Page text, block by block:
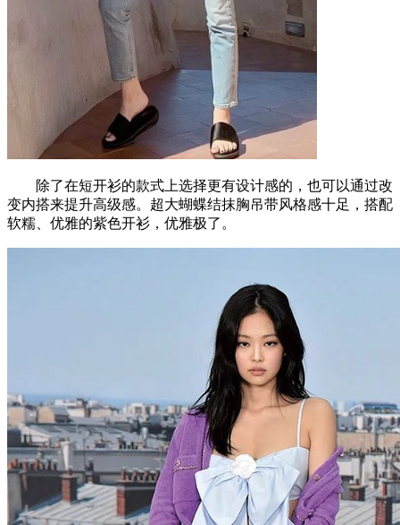
除了在短开衫的款式上选择更有设计感的，也可以通过改
变内搭来提升高级感。超大蝴蝶结抹胸吊带风格感十足，搭配
软糯、优雅的紫色开衫，优雅极了。